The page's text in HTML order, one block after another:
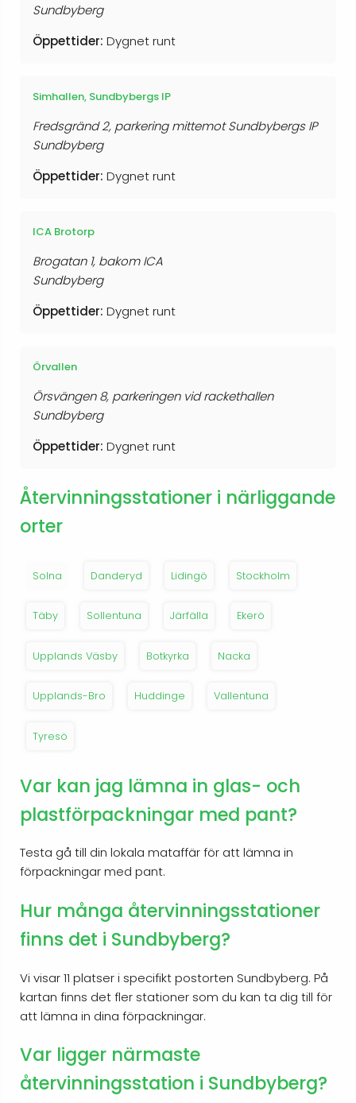
Sundbyberg
Öppettider: Dygnet runt
Simhallen, Sundbybergs IP
Fredsgränd 2, parkering mittemot Sundbybergs IP
Sundbyberg
Öppettider: Dygnet runt
ICA Brotorp
Brogatan 1, bakom ICA
Sundbyberg
Öppettider: Dygnet runt
Örvallen
Örsvängen 8, parkeringen vid rackethallen
Sundbyberg
Öppettider: Dygnet runt
Återvinningsstationer i närliggande
orter
Solna Danderyd Lidingö Stockholm
Täby Sollentuna Järfälla Ekerö
Upplands Väsby Botkyrka Nacka
Upplands-Bro Huddinge Vallentuna
Tyresö
Var kan jag lämna in glas- och
plastförpackningar med pant?
Testa gå till din lokala mataffär för att lämna in
förpackningar med pant.
Hur många återvinningsstationer
finns det i Sundbyberg?
Vi visar 11 platser i specifikt postorten Sundbyberg. På
kartan finns det fler stationer som du kan ta dig till för
att lämna in dina förpackningar.
Var ligger närmaste
återvinningsstation i Sundbyberg?